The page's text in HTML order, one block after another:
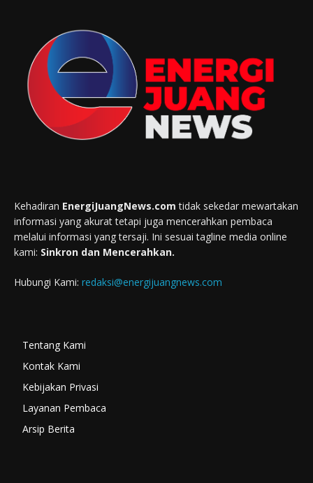
Kehadiran EnergiJuangNews.com tidak sekedar mewartakan
informasi yang akurat tetapi juga mencerahkan pembaca
melalui informasi yang tersaji. Ini sesuai tagline media online
kami: Sinkron dan Mencerahkan.
Hubungi Kami: redaksi@energijuangnews.com
Tentang Kami
Kontak Kami
Kebijakan Privasi
Layanan Pembaca
Arsip Berita